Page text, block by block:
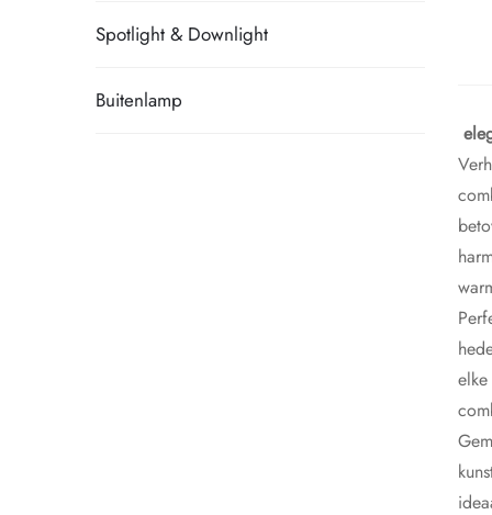
Spotlight & Downlight
Buitenlamp